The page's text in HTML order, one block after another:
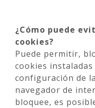
¿Cómo puede
cookies?
Puede permitir,
cookies
configuración de
navegador de
bloquee, es